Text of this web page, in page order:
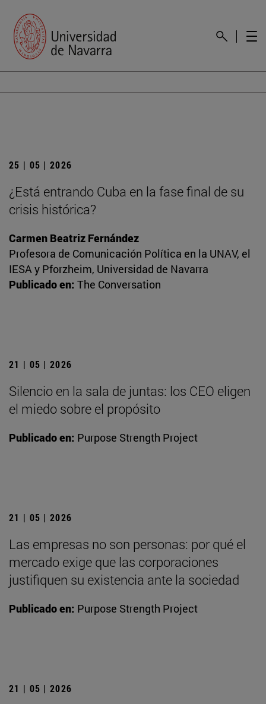
25 | 05 | 2026
¿Está entrando Cuba en la fase final de su
crisis histórica?
Carmen Beatriz Fernández
Profesora de Comunicación Política en la UNAV, el
IESA y Pforzheim, Universidad de Navarra
Publicado en: The Conversation
21 | 05 | 2026
Silencio en la sala de juntas: los CEO eligen
el miedo sobre el propósito
Publicado en: Purpose Strength Project
21 | 05 | 2026
Las empresas no son personas: por qué el
mercado exige que las corporaciones
justifiquen su existencia ante la sociedad
Publicado en: Purpose Strength Project
21 | 05 | 2026